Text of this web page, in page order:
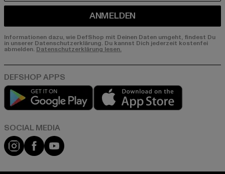
ANMELDEN
Informationen dazu, wie DefShop mit Deinen Daten umgeht, findest Du
in unserer Datenschutzerklärung. Du kannst Dich jederzeit kostenfei
abmelden. Datenschutzerklärung lesen.
Play market
Instagram
FacebookYouTube